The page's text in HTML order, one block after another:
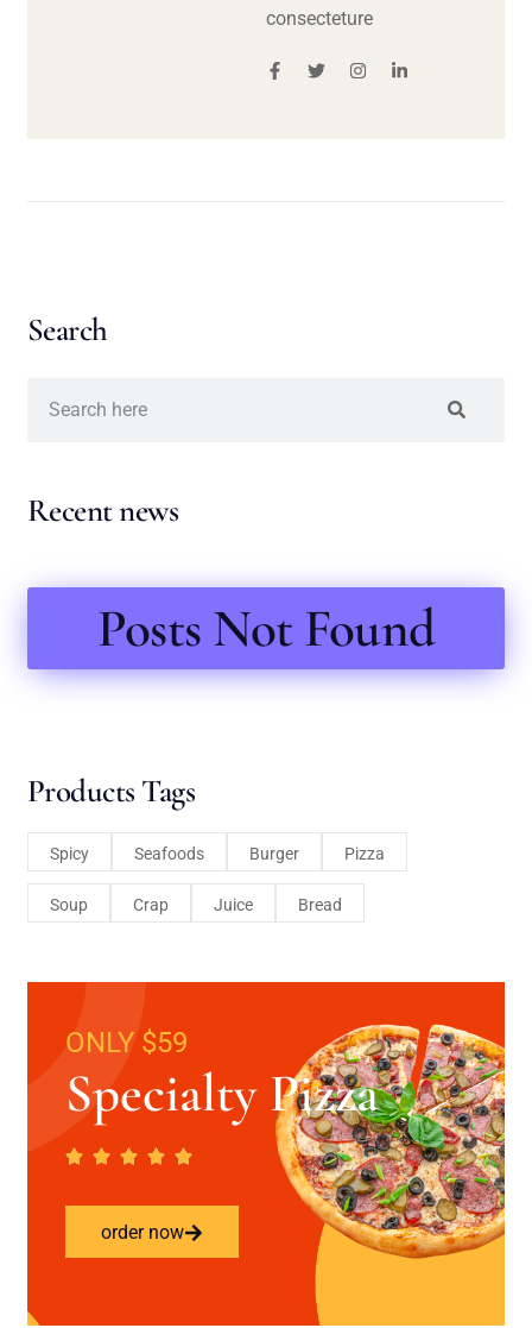
consecteture
Search
Recent news
Posts Not Found
Products Tags
Spicy Seafoods Burger Pizza
Soup Crap Juice Bread
ONLY $59
Specialty Pizza
order now